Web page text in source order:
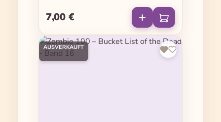
Regulärer Preis:
7,00 €
AUSVERKAUFT